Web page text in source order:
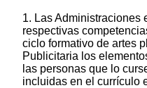
1. Las Administraciones
respectivas
ciclo formativo de artes
Publicitaria los
las personas que lo
incluidas en el currículo